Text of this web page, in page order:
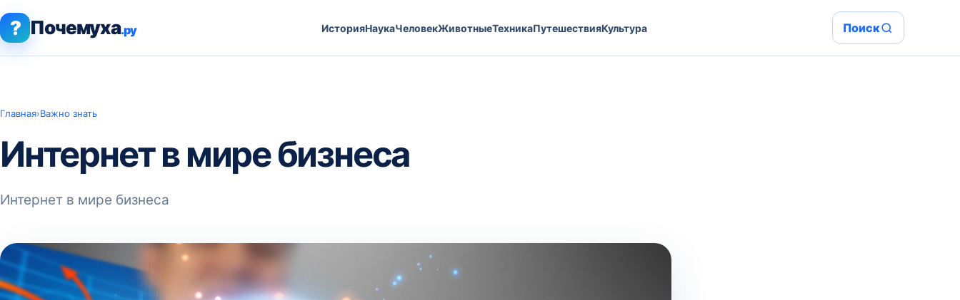
? Почемуха.ру ИсторияНаукаЧеловекЖивотныеТехникаПутешествияКультура Поиск
Главная›Важно знать
Интернет в мире бизнеса
Интернет в мире бизнеса